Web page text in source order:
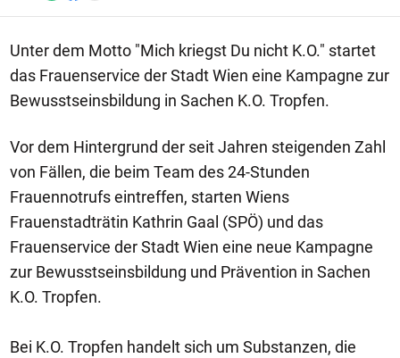
Unter dem Motto "Mich kriegst Du nicht K.O." startet
das Frauenservice der Stadt Wien eine Kampagne zur
Bewusstseinsbildung in Sachen K.O. Tropfen.
Vor dem Hintergrund der seit Jahren steigenden Zahl
von Fällen, die beim Team des 24-Stunden
Frauennotrufs eintreffen, starten Wiens
Frauenstadträtin Kathrin Gaal (SPÖ) und das
Frauenservice der Stadt Wien eine neue Kampagne
zur Bewusstseinsbildung und Prävention in Sachen
K.O. Tropfen.
Bei K.O. Tropfen handelt sich um Substanzen, die